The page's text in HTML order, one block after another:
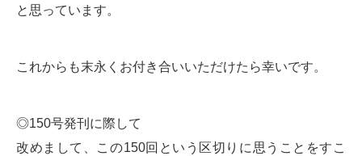
と思っています。
これからも末永くお付き合いいただけたら幸いです。
◎150号発刊に際して
改めまして、この150回という区切りに思うことをすこ